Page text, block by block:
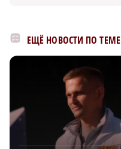
ЕЩЁ НОВОСТИ ПО ТЕМЕ